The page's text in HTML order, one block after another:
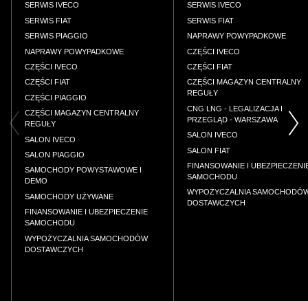
SERWIS IVECO
SERWIS FIAT
SERWIS PIAGGIO
NAPRAWY POWYPADKOWE
CZĘŚCI IVECO
CZĘŚCI FIAT
CZĘŚCI PIAGGIO
CZĘŚCI MAGAZYN CENTRALNY
REGUŁY
SALON IVECO
SALON PIAGGIO
SAMOCHODY POWYSTAWOWE I
DEMO
SAMOCHODY UŻYWANE
FINANSOWANIE I UBEZPIECZENIE
SAMOCHODU
WYPOŻYCZALNIA SAMOCHODÓW
DOSTAWCZYCH
SERWIS IVECO
SERWIS FIAT
NAPRAWY POWYPADKOWE
CZĘŚCI IVECO
CZĘŚCI FIAT
CZĘŚCI MAGAZYN CENTRALNY
REGUŁY
CNG LNG - LEGALIZACJA I
PRZEGLĄD - WARSZAWA
SALON IVECO
SALON FIAT
FINANSOWANIE I
SAMOCHODU
WYPOŻYCZALNIA
DOSTAWCZYCH